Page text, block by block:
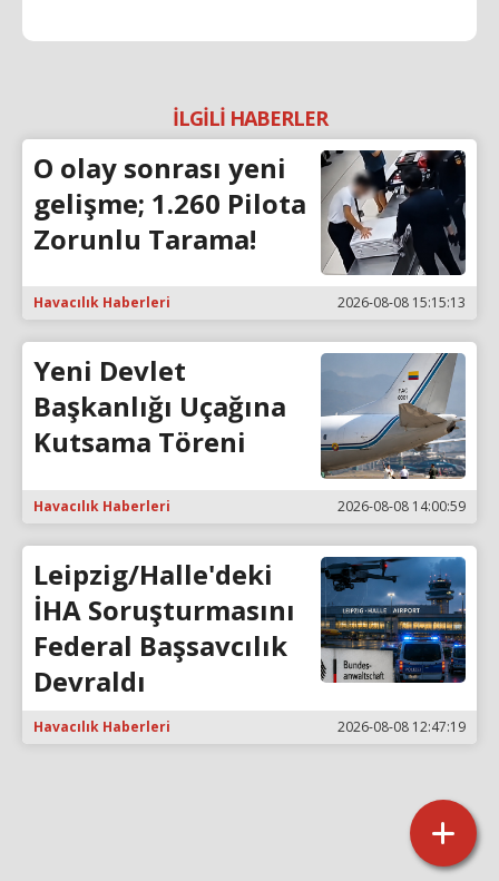
İLGİLİ HABERLER
O olay sonrası yeni
gelişme; 1.260 Pilota
Zorunlu Tarama!
Havacılık Haberleri 2026-08-08 15:15:13
Yeni Devlet
Başkanlığı Uçağına
Kutsama Töreni
Havacılık Haberleri 2026-08-08 14:00:59
Leipzig/Halle'deki
İHA Soruşturmasını
Federal Başsavcılık
Devraldı
Havacılık Haberleri 2026-08-08 12:47:19